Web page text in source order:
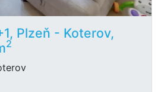
Plzeň - Koterov,
2